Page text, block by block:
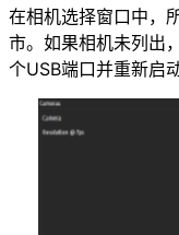
在相机选择窗口中，
市。如果相机未列出
个USB端口并重新启